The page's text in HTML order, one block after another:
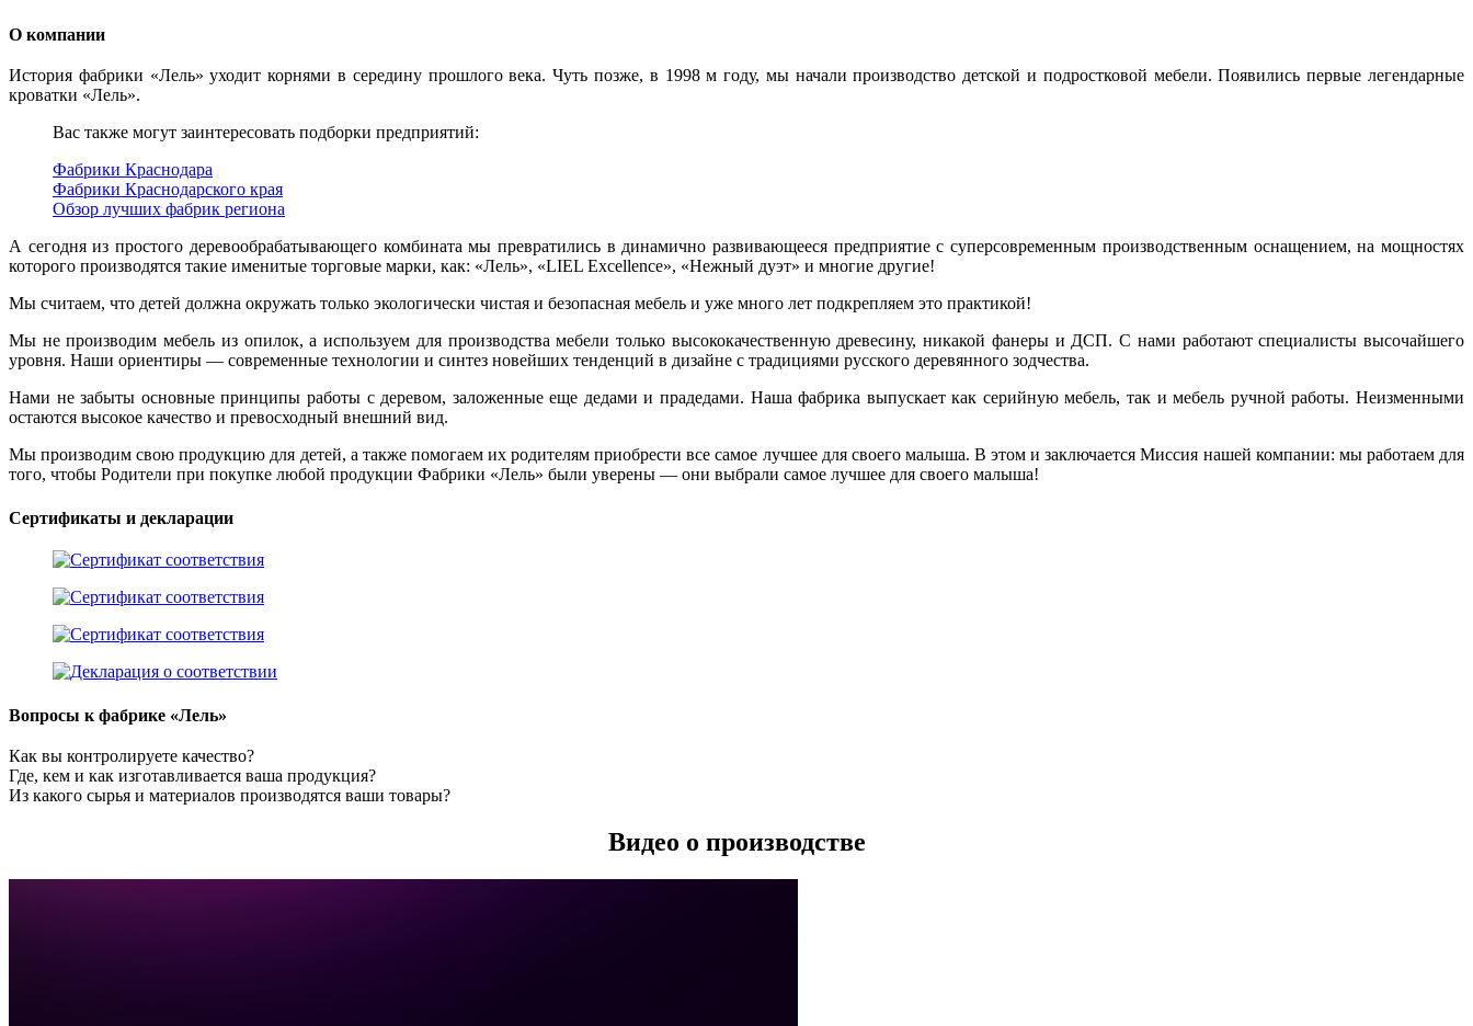
О компании
История фабрики «Лель» уходит корнями в середину прошлого века. Чуть позже, в 1998 м году, мы начали производство детской и подростковой мебели. Появились первые легендарные
кроватки «Лель».
Вас также могут заинтересовать подборки предприятий:
Фабрики Краснодара
Фабрики Краснодарского края
Обзор лучших фабрик региона
А сегодня из простого деревообрабатывающего комбината мы превратились в динамично развивающееся предприятие с суперсовременным производственным оснащением, на мощностях
которого производятся такие именитые торговые марки, как: «Лель», «LIEL Excellence», «Нежный дуэт» и многие другие!
Мы считаем, что детей должна окружать только экологически чистая и безопасная мебель и уже много лет подкрепляем это практикой!
Мы не производим мебель из опилок, а используем для производства мебели только высококачественную древесину, никакой фанеры и ДСП. С нами работают специалисты высочайшего
уровня. Наши ориентиры — современные технологии и синтез новейших тенденций в дизайне с традициями русского деревянного зодчества.
Нами не забыты основные принципы работы с деревом, заложенные еще дедами и прадедами. Наша фабрика выпускает как серийную мебель, так и мебель ручной работы. Неизменными
остаются высокое качество и превосходный внешний вид.
Мы производим свою продукцию для детей, а также помогаем их родителям приобрести все самое лучшее для своего малыша. В этом и заключается Миссия нашей компании: мы работаем для
того, чтобы Родители при покупке любой продукции Фабрики «Лель» были уверены — они выбрали самое лучшее для своего малыша!
Сертификаты и декларации
Вопросы к фабрике «Лель»
Как вы контролируете качество?
Где, кем и как изготавливается ваша продукция?
Из какого сырья и материалов производятся ваши товары?
Видео о производстве